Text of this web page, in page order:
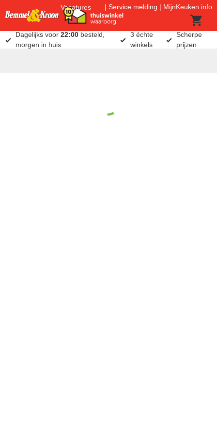
Vacatures Service melding MijnKeuken info
Dagelijks voor22:00 besteld,
morgen in huis
3 échte
winkels
Scherpe
prijzen